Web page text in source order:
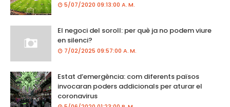
5/07/2020 09:13:00 A. M.
El negoci del soroll: per què ja no podem viure
en silenci?
7/02/2025 09:57:00 A. M.
Estat d’emergència: com diferents països
invocaran poders addicionals per aturar el
coronavirus